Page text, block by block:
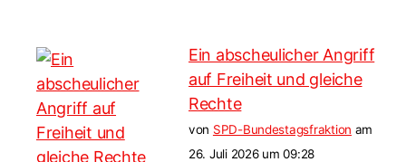
Ein abscheulicher Angriff
auf Freiheit und gleiche
Rechte
von SPD-Bundestagsfraktion am
26. Juli 2026 um 09:28